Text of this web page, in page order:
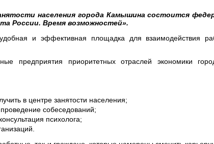
населения города Камышина состоится
России. Время возможностей».
и эффективная площадка для взаимодействия
предприятия приоритетных отраслей экономики
в центре занятости населения;
собеседований;
психолога;